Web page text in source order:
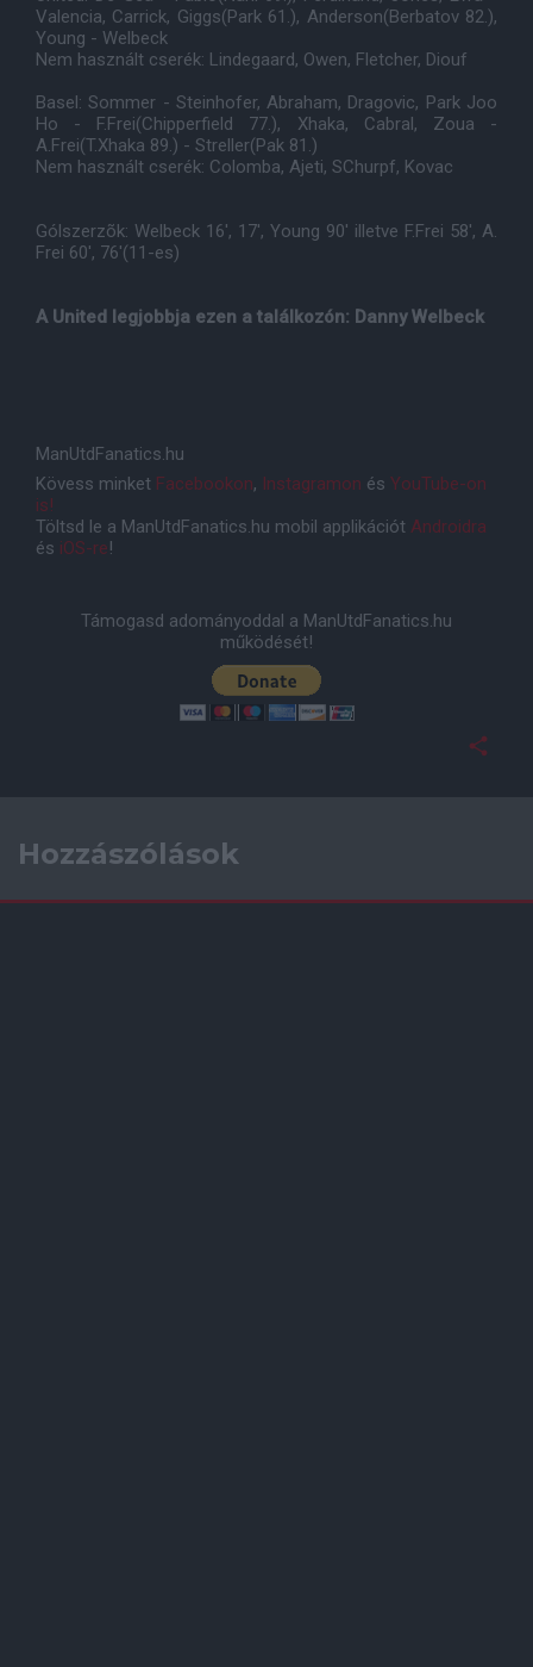
Valencia, Carrick, Giggs(Park 61.), Anderson(Berbatov 82.),
Young - Welbeck
Nem használt cserék: Lindegaard, Owen, Fletcher, Diouf
Basel: Sommer - Steinhofer, Abraham, Dragovic, Park Joo
Ho - F.Frei(Chipperfield 77.), Xhaka, Cabral, Zoua -
A.Frei(T.Xhaka 89.) - Streller(Pak 81.)
Nem használt cserék: Colomba, Ajeti, SChurpf, Kovac
Gólszerzõk: Welbeck 16', 17', Young 90' illetve F.Frei 58', A.
Frei 60', 76'(11-es)
A United legjobbja ezen a találkozón: Danny Welbeck
ManUtdFanatics.hu
Kövess minket Facebookon, Instagramon és YouTube-on
is!
Töltsd le a ManUtdFanatics.hu mobil applikációt Androidra
és iOS-re!
Támogasd adományoddal a ManUtdFanatics.hu
működését!
Hozzászólások